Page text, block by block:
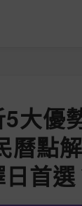
大優
曆點
首選